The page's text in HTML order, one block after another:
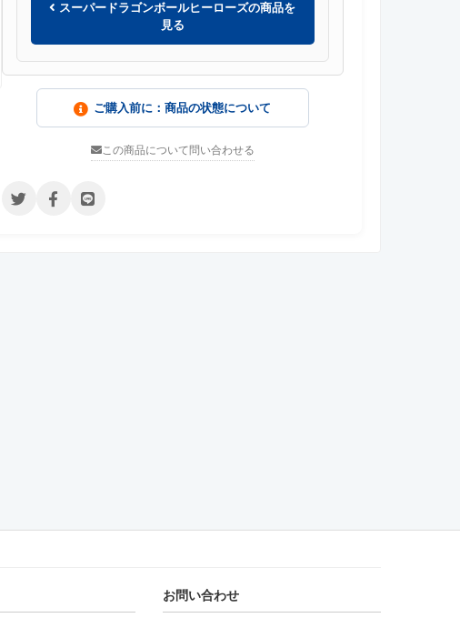
スーパードラゴンボールヒーローズの商品を
見る
ご購入前に：商品の状態について
この商品について問い合わせる
お問い合わせ